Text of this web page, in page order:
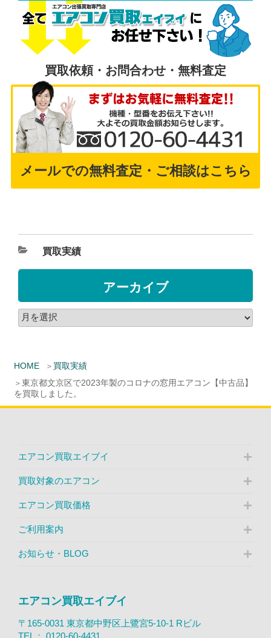
HOME
買取実績
東京都文京区で2023年製のコロナの窓用エアコン【中古品】
を買取しました。
買取依頼・お問合わせ・無料査定
メールでの無料査定・ご相談はこちら
買取実績
アーカイブ
エアコン買取エイブイ
買取対象のエアコン
エアコン買取価格
ご利用案内
お知らせ・BLOG
エアコン買取エイブイ
〒165-0031 東京都中野区上鷺宮5-10-1 Rビル